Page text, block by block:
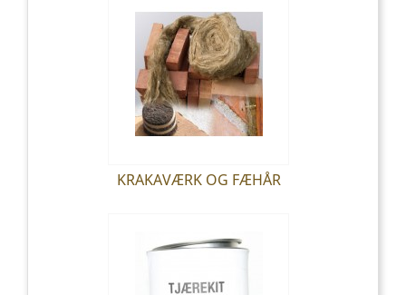
KRAKAVÆRK OG FÆHÅR